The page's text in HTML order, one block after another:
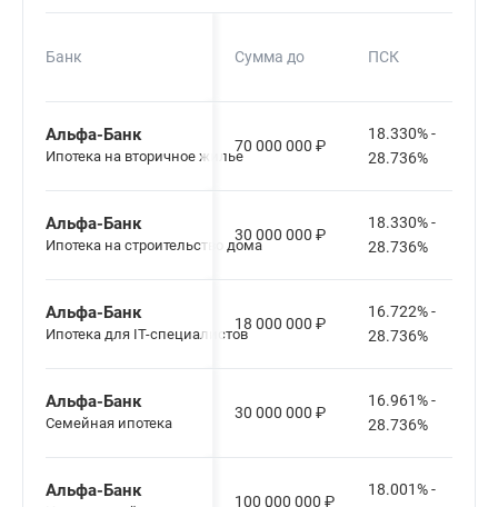
Банк Сумма до ПСК
Альфа-Банк
Ипотека на вторичное жилье
70 000 000 ₽
18.330% -
28.736%
Альфа-Банк
Ипотека на строительство дома
30 000 000 ₽
18.330% -
28.736%
Альфа-Банк
Ипотека для IT-специалистов
18 000 000 ₽
16.722% -
28.736%
Альфа-Банк
Семейная ипотека
30 000 000 ₽
16.961% -
28.736%
Альфа-Банк
100 000 000 ₽
18.001% -